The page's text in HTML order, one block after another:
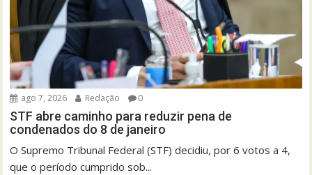
ago 7, 2026 Redação 0
STF abre caminho para reduzir pena de
condenados do 8 de janeiro
O Supremo Tribunal Federal (STF) decidiu, por 6 votos a 4,
que o período cumprido sob...